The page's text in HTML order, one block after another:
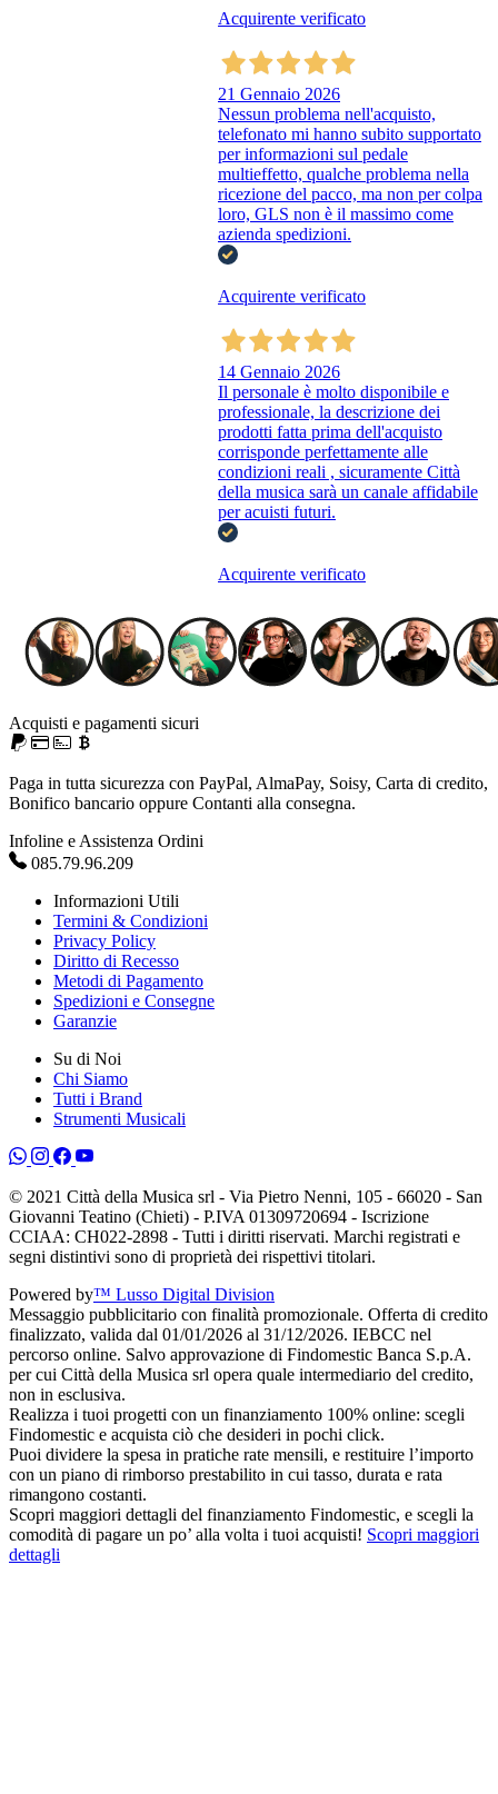
Acquirente verificato
21 Gennaio 2026
Nessun problema nell'acquisto,
telefonato mi hanno subito supportato
per informazioni sul pedale
multieffetto, qualche problema nella
ricezione del pacco, ma non per colpa
loro, GLS non è il massimo come
azienda spedizioni.
Acquirente verificato
14 Gennaio 2026
Il personale è molto disponibile e
professionale, la descrizione dei
prodotti fatta prima dell'acquisto
corrisponde perfettamente alle
condizioni reali , sicuramente Città
della musica sarà un canale affidabile
per acuisti futuri.
Acquirente verificato
Acquisti e pagamenti sicuri
Paga in tutta sicurezza con PayPal, AlmaPay, Soisy, Carta di credito,
Bonifico bancario oppure Contanti alla consegna.
Infoline e Assistenza Ordini
085.79.96.209
Informazioni Utili
Termini & Condizioni
Privacy Policy
Diritto di Recesso
Metodi di Pagamento
Spedizioni e Consegne
Garanzie
Su di Noi
Chi Siamo
Tutti i Brand
Strumenti Musicali
© 2021 Città della Musica srl - Via Pietro Nenni, 105 - 66020 - San
Giovanni Teatino (Chieti) - P.IVA 01309720694 - Iscrizione
CCIAA: CH022-2898 - Tutti i diritti riservati. Marchi registrati e
segni distintivi sono di proprietà dei rispettivi titolari.
Powered by™ Lusso Digital Division
Messaggio pubblicitario con finalità promozionale. Offerta di credito
finalizzato, valida dal 01/01/2026 al 31/12/2026. IEBCC nel
percorso online. Salvo approvazione di Findomestic Banca S.p.A.
per cui Città della Musica srl opera quale intermediario del credito,
non in esclusiva.
Realizza i tuoi progetti con un finanziamento 100% online: scegli
Findomestic e acquista ciò che desideri in pochi click.
Puoi dividere la spesa in pratiche rate mensili, e restituire l’importo
con un piano di rimborso prestabilito in cui tasso, durata e rata
rimangono costanti.
Scopri maggiori dettagli del finanziamento Findomestic, e scegli la
comodità di pagare un po’ alla volta i tuoi acquisti! Scopri maggiori
dettagli